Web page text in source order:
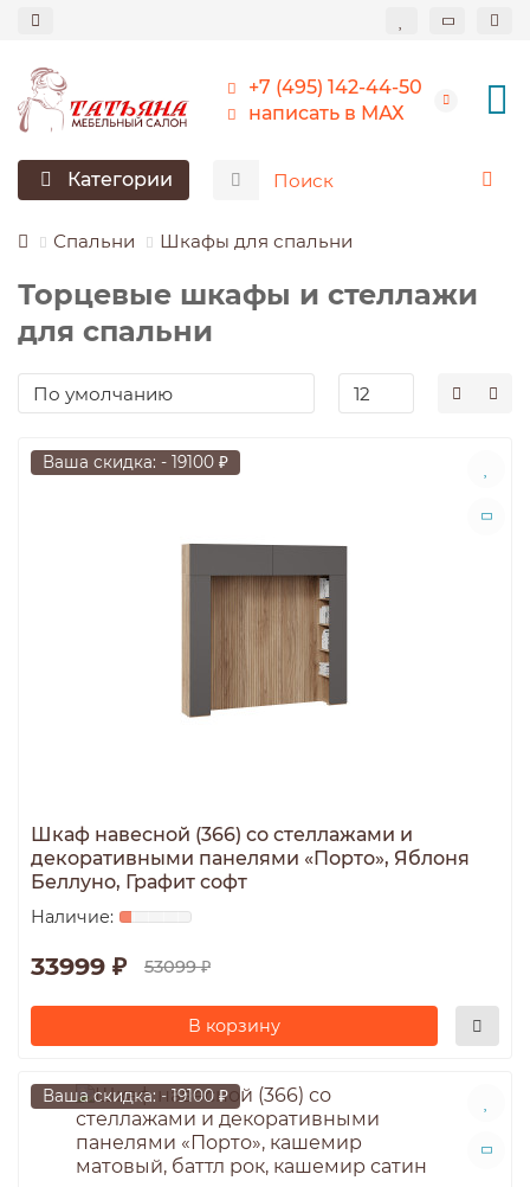
+7 (495) 142-44-50
написать в МАХ
Категории
Спальни Шкафы для спальни
Торцевые шкафы и стеллажи
для спальни
Ваша скидка: - 19100 ₽
Шкаф навесной (366) со стеллажами и
декоративными панелями «Порто», Яблоня
Беллуно, Графит софт
33999 ₽ 53099 ₽
В корзину
Ваша скидка: - 19100 ₽